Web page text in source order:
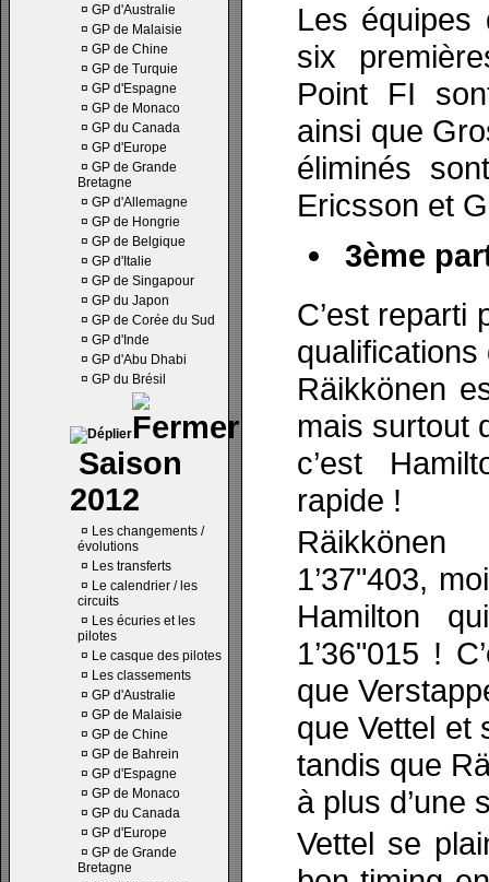
¤ GP d'Australie
¤ GP de Malaisie
¤ GP de Chine
¤ GP de Turquie
¤ GP d'Espagne
¤ GP de Monaco
¤ GP du Canada
¤ GP d'Europe
¤ GP de Grande
Bretagne
¤ GP d'Allemagne
¤ GP de Hongrie
¤ GP de Belgique
¤ GP d'Italie
¤ GP de Singapour
¤ GP du Japon
¤ GP de Corée du Sud
¤ GP d'Inde
¤ GP d'Abu Dhabi
¤ GP du Brésil
Saison
2012
¤ Les changements /
évolutions
¤ Les transferts
¤ Le calendrier / les
circuits
¤ Les écuries et les
pilotes
¤ Le casque des pilotes
¤ Les classements
¤ GP d'Australie
¤ GP de Malaisie
¤ GP de Chine
¤ GP de Bahrein
¤ GP d'Espagne
¤ GP de Monaco
¤ GP du Canada
¤ GP d'Europe
¤ GP de Grande
Bretagne
Les équipes
six
Point FI
ainsi que
éliminés
Ericsson et
3ème
C’est reparti
Räikkönen
mais surtout
c’est
rapide !
1’37"403,
Hamilton
1’36"015 !
que
que Vettel et
tandis que
à plus d’une
Vettel se